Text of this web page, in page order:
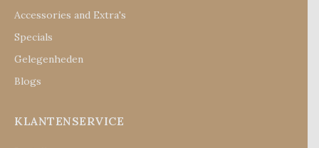
Accessories and Extra's
Specials
Gelegenheden
Blogs
KLANTENSERVICE